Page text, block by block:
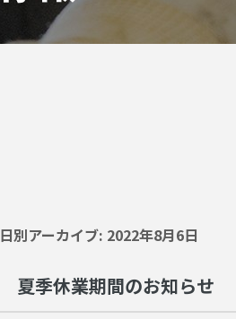
日別アーカイブ: 2022年8月6日
夏季休業期間のお知らせ